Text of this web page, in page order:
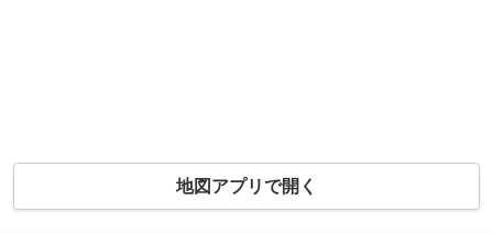
地図アプリで開く